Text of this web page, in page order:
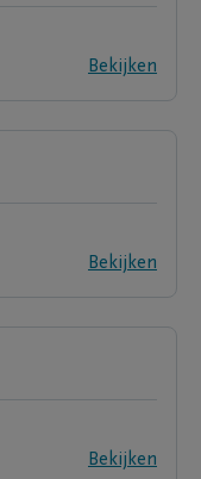
Bekijken
Bekijken
Bekijken